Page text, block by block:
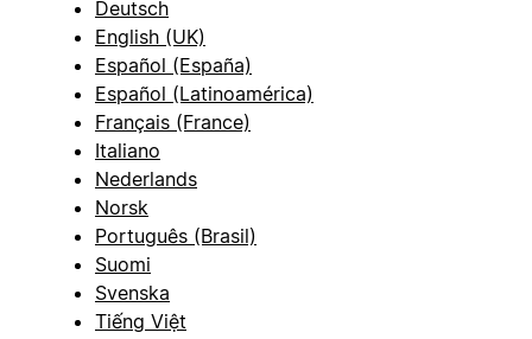
Deutsch
English (UK)
Español (España)
Español (Latinoamérica)
Français (France)
Italiano
Nederlands
Norsk
Português (Brasil)
Suomi
Svenska
Tiếng Việt